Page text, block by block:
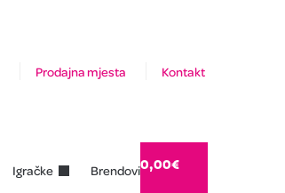
Prodajna mjesta Kontakt
Igračke Brendovi0,00€